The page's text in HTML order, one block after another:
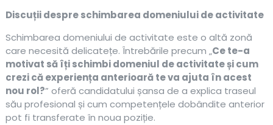
Discuții despre schimbarea domeniului de activitate
Schimbarea domeniului de activitate este o altă zonă
care necesită delicatețe. Întrebările precum „Ce te-a
motivat să îți schimbi domeniul de activitate și cum
crezi că experiența anterioară te va ajuta în acest
nou rol?” oferă candidatului șansa de a explica traseul
său profesional și cum competențele dobândite anterior
pot fi transferate în noua poziție.